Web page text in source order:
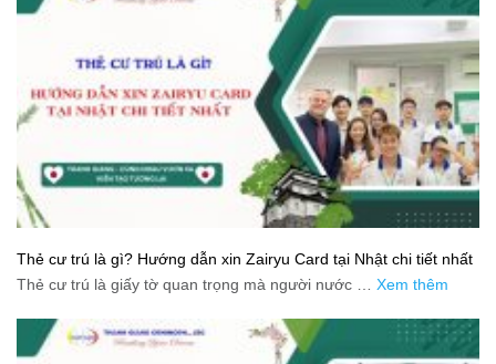
Thẻ cư trú là gì? Hướng dẫn xin Zairyu Card tại Nhật chi tiết nhất
Thẻ cư trú là giấy tờ quan trọng mà người nước … Xem thêm